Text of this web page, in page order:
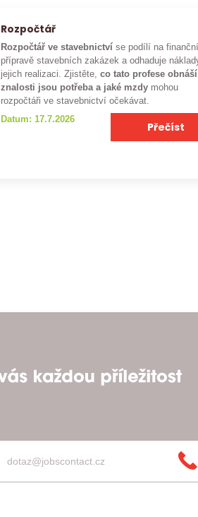
Rozpočtář
Rozpočtář ve stavebnictví se podílí na finanční
přípravě stavebních zakázek a odhaduje
jejich realizaci. Zjistěte,co tato profese
znalosti jsou potřeba a jaké mzdy mohou
rozpočtáři ve stavebnictví očekávat.
Datum: 17.7.2026
Přečíst
dotaz@jobscontact.cz